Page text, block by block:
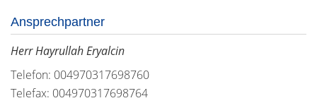
Ansprechpartner
Herr Hayrullah Eryalcin
Telefon: 004970317698760
Telefax: 004970317698764